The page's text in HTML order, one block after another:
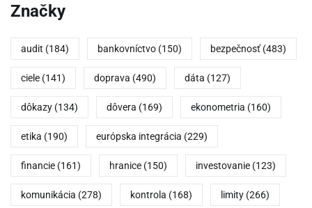
Značky
audit (184) bankovníctvo (150) bezpečnosť (483)
ciele (141) doprava (490) dáta (127)
dôkazy (134) dôvera (169) ekonometria (160)
etika (190) európska integrácia (229)
financie (161) hranice (150) investovanie (123)
komunikácia (278) kontrola (168) limity (266)